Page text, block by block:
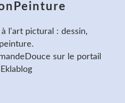
l'art pictural : dessin,
peinture.
sur le portail
Eklablog